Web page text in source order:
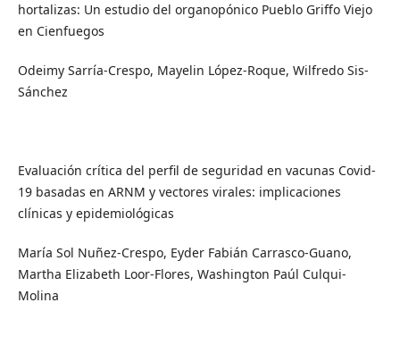
hortalizas: Un estudio del organopónico Pueblo Griffo Viejo
en Cienfuegos
Odeimy Sarría-Crespo, Mayelin López-Roque, Wilfredo Sis-
Sánchez
Evaluación crítica del perfil de seguridad en vacunas Covid-
19 basadas en ARNM y vectores virales: implicaciones
clínicas y epidemiológicas
María Sol Nuñez-Crespo, Eyder Fabián Carrasco-Guano,
Martha Elizabeth Loor-Flores, Washington Paúl Culqui-
Molina